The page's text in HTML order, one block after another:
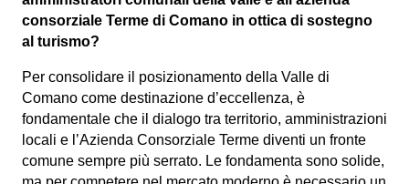
consorziale Terme di Comano in ottica di sostegno
al turismo?
Per consolidare il posizionamento della Valle di
Comano come destinazione d’eccellenza, è
fondamentale che il dialogo tra territorio, amministrazioni
locali e l’Azienda Consorziale Terme diventi un fronte
comune sempre più serrato. Le fondamenta sono solide,